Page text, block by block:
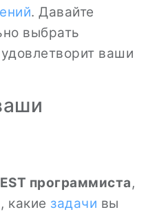
. Давайте
выбрать
ваши
программиста,
какие задачи вы